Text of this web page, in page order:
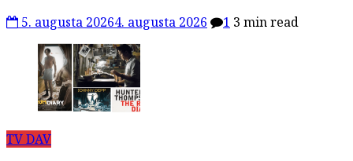
5. augusta 20264. augusta 2026 1 3 min read
TV DAV